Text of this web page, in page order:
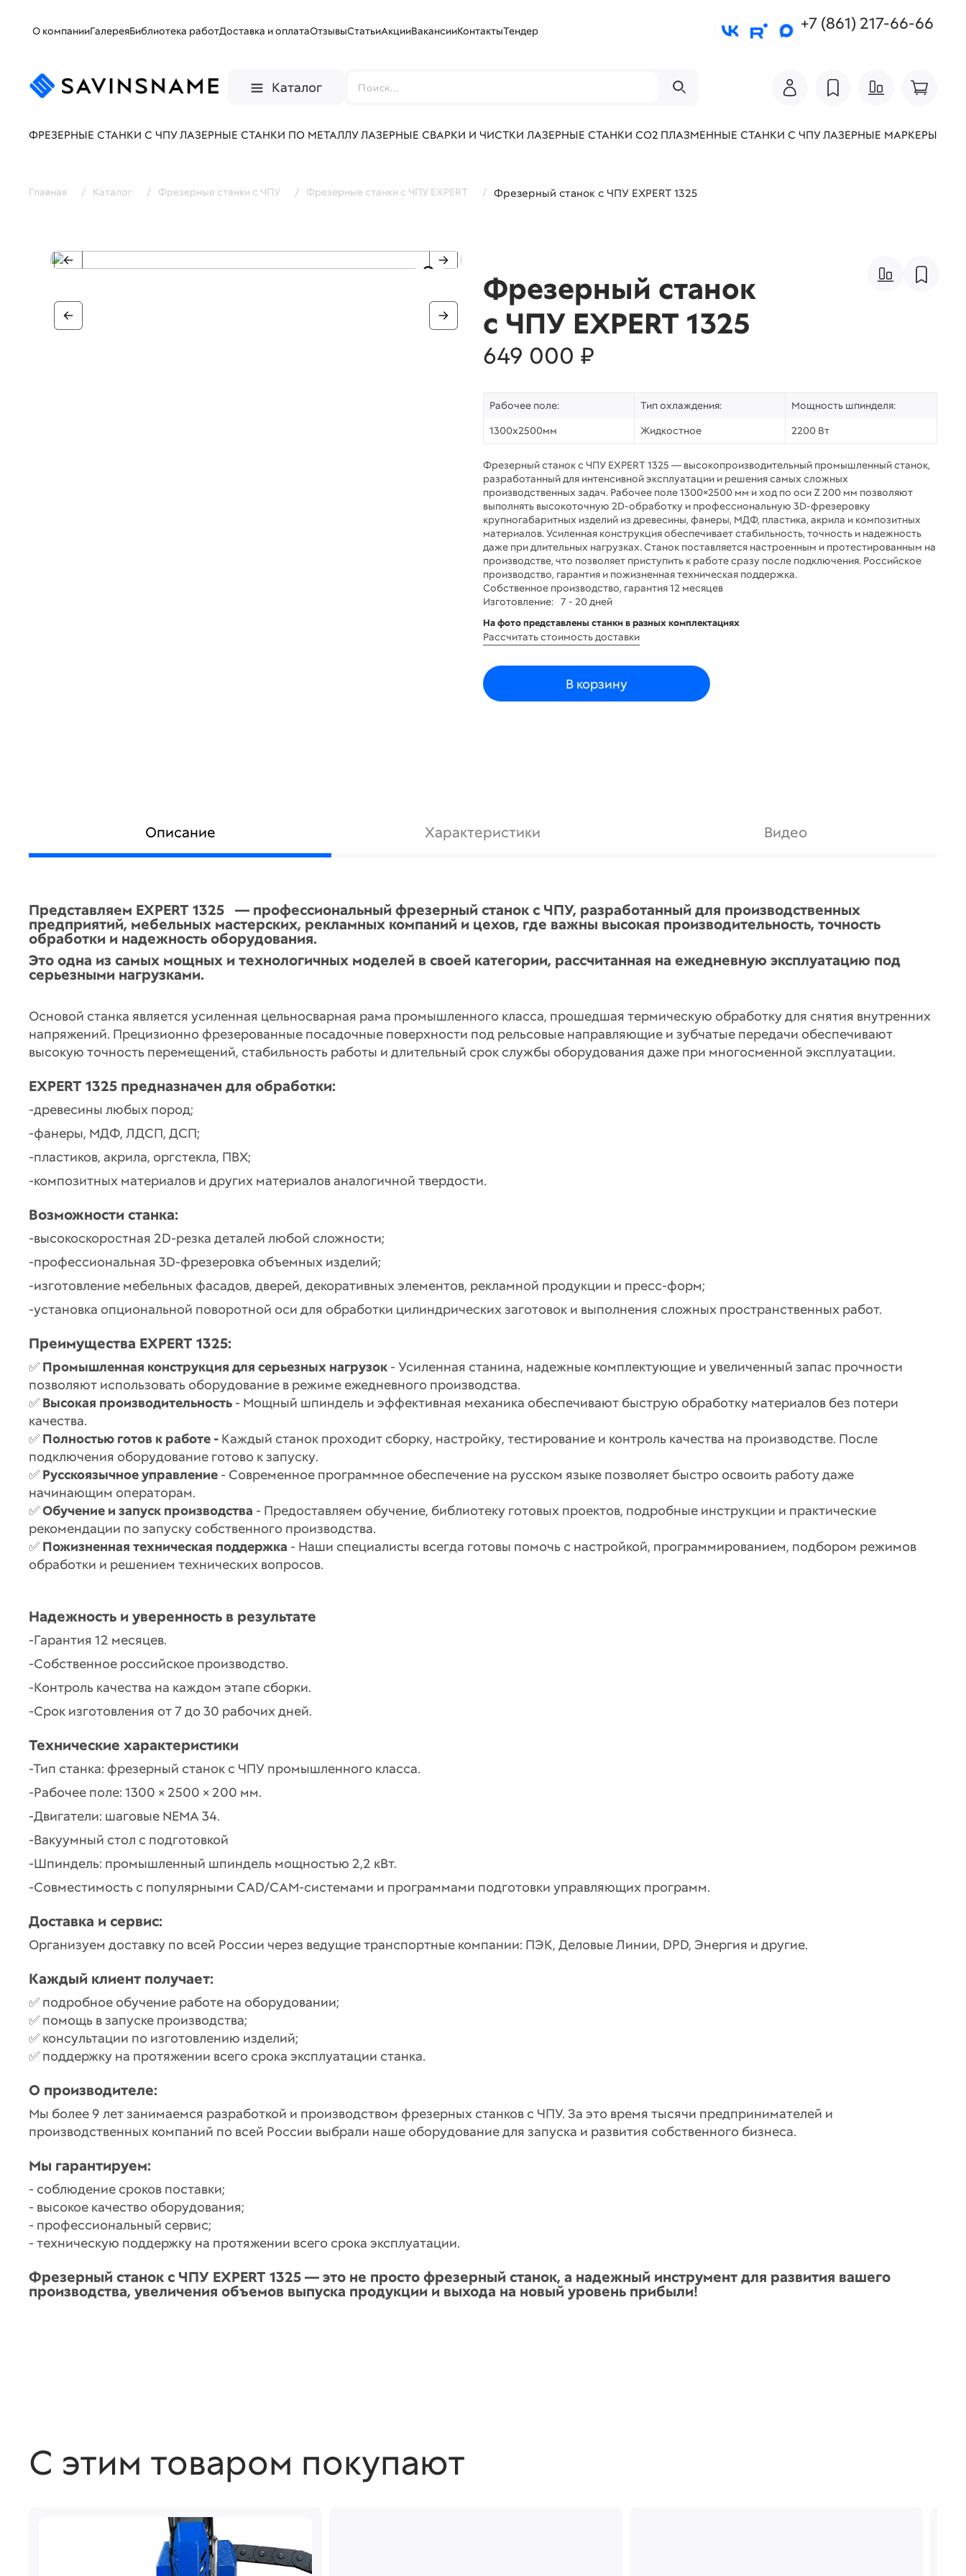
О компанииГалереяБиблиотека работДоставка и оплатаОтзывыСтатьиАкцииВакансииКонтактыТендер +7 (861) 217-66-66
Каталог
ФРЕЗЕРНЫЕ СТАНКИ С ЧПУЛАЗЕРНЫЕ СТАНКИ ПО МЕТАЛЛУЛАЗЕРНЫЕ СВАРКИ И ЧИСТКИ ЛАЗЕРНЫЕ СТАНКИ СО2 ПЛАЗМЕННЫЕ СТАНКИ С ЧПУЛАЗЕРНЫЕ МАРКЕРЫ
Главная / Каталог / Фрезерные станки с ЧПУ / Фрезерные станки с ЧПУ EXPERT / Фрезерный станок с ЧПУ EXPERT 1325
Фрезерный станок
с ЧПУ EXPERT 1325
649 000 ₽
Рабочее поле:
1300х2500мм
Тип охлаждения:
Жидкостное
Мощность шпинделя:
2200 Вт
Фрезерный станок с ЧПУ EXPERT 1325 — высокопроизводительный промышленный станок,
разработанный для интенсивной эксплуатации и решения самых сложных
производственных задач. Рабочее поле 1300×2500 мм и ход по оси Z 200 мм позволяют
выполнять высокоточную 2D-обработку и профессиональную 3D-фрезеровку
крупногабаритных изделий из древесины, фанеры, МДФ, пластика, акрила и композитных
материалов. Усиленная конструкция обеспечивает стабильность, точность и надежность
даже при длительных нагрузках. Станок поставляется настроенным и протестированным на
производстве, что позволяет приступить к работе сразу после подключения. Российское
производство, гарантия и пожизненная техническая поддержка.
Собственное производство, гарантия 12 месяцев
Изготовление: 7 - 20 дней
На фото представлены станки в разных комплектациях
Рассчитать стоимость доставки
В корзину
Описание Характеристики Видео
Представляем EXPERT 1325 — профессиональный фрезерный станок с ЧПУ, разработанный для производственных
предприятий, мебельных мастерских, рекламных компаний и цехов, где важны высокая производительность, точность
обработки и надежность оборудования.
Это одна из самых мощных и технологичных моделей в своей категории, рассчитанная на ежедневную эксплуатацию под
серьезными нагрузками.
Основой станка является усиленная цельносварная рама промышленного класса, прошедшая термическую обработку для снятия внутренних
напряжений. Прецизионно фрезерованные посадочные поверхности под рельсовые направляющие и зубчатые передачи обеспечивают
высокую точность перемещений, стабильность работы и длительный срок службы оборудования даже при многосменной эксплуатации.
EXPERT 1325 предназначен для обработки:
-древесины любых пород;
-фанеры, МДФ, ЛДСП, ДСП;
-пластиков, акрила, оргстекла, ПВХ;
-композитных материалов и других материалов аналогичной твердости.
Возможности станка:
-высокоскоростная 2D-резка деталей любой сложности;
-профессиональная 3D-фрезеровка объемных изделий;
-изготовление мебельных фасадов, дверей, декоративных элементов, рекламной продукции и пресс-форм;
-установка опциональной поворотной оси для обработки цилиндрических заготовок и выполнения сложных пространственных работ.
Преимущества EXPERT 1325:
✅ Промышленная конструкция для серьезных нагрузок - Усиленная станина, надежные комплектующие и увеличенный запас прочности
позволяют использовать оборудование в режиме ежедневного производства.
✅ Высокая производительность - Мощный шпиндель и эффективная механика обеспечивают быструю обработку материалов без потери
качества.
✅ Полностью готов к работе - Каждый станок проходит сборку, настройку, тестирование и контроль качества на производстве. После
подключения оборудование готово к запуску.
✅ Русскоязычное управление - Современное программное обеспечение на русском языке позволяет быстро освоить работу даже
начинающим операторам.
✅Обучение и запуск производства - Предоставляем обучение, библиотеку готовых проектов, подробные инструкции и практические
рекомендации по запуску собственного производства.
✅ Пожизненная техническая поддержка - Наши специалисты всегда готовы помочь с настройкой, программированием, подбором режимов
обработки и решением технических вопросов.
Надежность и уверенность в результате
-Гарантия 12 месяцев.
-Собственное российское производство.
-Контроль качества на каждом этапе сборки.
-Срок изготовления от 7 до 30 рабочих дней.
Технические характеристики
-Тип станка: фрезерный станок с ЧПУ промышленного класса.
-Рабочее поле: 1300 × 2500 × 200 мм.
-Двигатели: шаговые NEMA 34.
-Вакуумный стол с подготовкой
-Шпиндель: промышленный шпиндель мощностью 2,2 кВт.
-Совместимость с популярными CAD/CAM-системами и программами подготовки управляющих программ.
Доставка и сервис:
Организуем доставку по всей России через ведущие транспортные компании: ПЭК, Деловые Линии, DPD, Энергия и другие.
Каждый клиент получает:
✅ подробное обучение работе на оборудовании;
✅ помощь в запуске производства;
✅ консультации по изготовлению изделий;
✅ поддержку на протяжении всего срока эксплуатации станка.
О производителе:
Мы более 9 лет занимаемся разработкой и производством фрезерных станков с ЧПУ. За это время тысячи предпринимателей и
производственных компаний по всей России выбрали наше оборудование для запуска и развития собственного бизнеса.
Мы гарантируем:
- соблюдение сроков поставки;
- высокое качество оборудования;
- профессиональный сервис;
- техническую поддержку на протяжении всего срока эксплуатации.
Фрезерный станок с ЧПУ EXPERT 1325 — это не просто фрезерный станок, а надежный инструмент для развития вашего
производства, увеличения объемов выпуска продукции и выхода на новый уровень прибыли!
С этим товаром покупают